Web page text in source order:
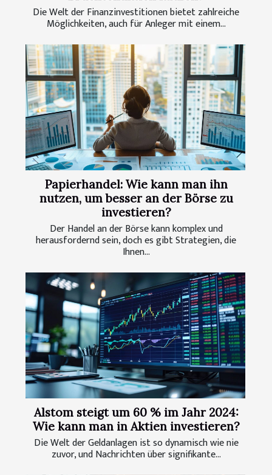
Die Welt der Finanzinvestitionen bietet zahlreiche
Möglichkeiten, auch für Anleger mit einem...
Papierhandel: Wie kann man ihn
nutzen, um besser an der Börse zu
investieren?
Der Handel an der Börse kann komplex und
herausfordernd sein, doch es gibt Strategien, die
Ihnen...
Alstom steigt um 60 % im Jahr 2024:
Wie kann man in Aktien investieren?
Die Welt der Geldanlagen ist so dynamisch wie nie
zuvor, und Nachrichten über signifikante...